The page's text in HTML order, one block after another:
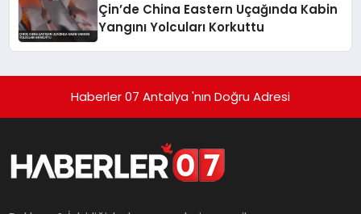
Çin’de China Eastern Uçağında Kabin
Yangını Yolcuları Korkuttu
Haberler 07 Antalya 'nın Doğru Adresi